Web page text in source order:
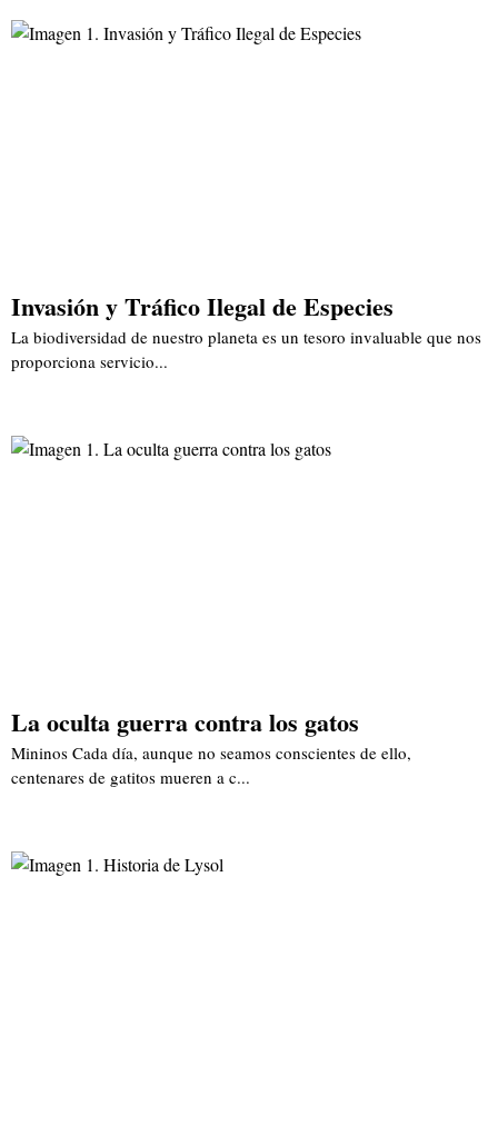
Invasión y Tráfico Ilegal de Especies
La biodiversidad de nuestro planeta es un tesoro invaluable que nos
proporciona servicio...
La oculta guerra contra los gatos
Mininos Cada día, aunque no seamos conscientes de ello,
centenares de gatitos mueren a c...